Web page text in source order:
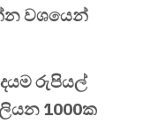
වශයෙන්
රුපියල්
1000ක